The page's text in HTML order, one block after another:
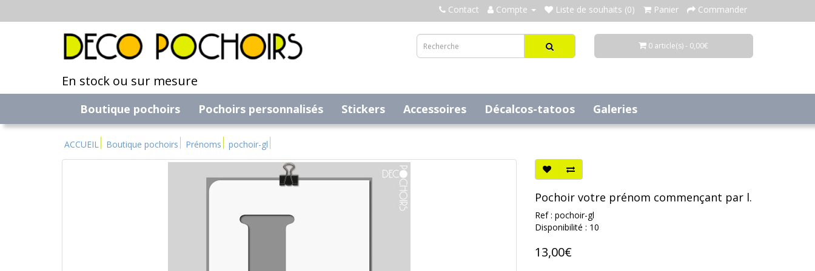
Contact Compte Liste de souhaits (0) Panier Commander
En stock ou sur mesure
0 article(s) - 0,00€
Boutique pochoirs Pochoirs personnalisés Stickers Accessoires Décalcos-tatoos Galeries
ACCUEIL Boutique pochoirs Prénoms pochoir-gl
Pochoir votre prénom commençant par l.
Ref : pochoir-gl
Disponibilité : 10
13,00€